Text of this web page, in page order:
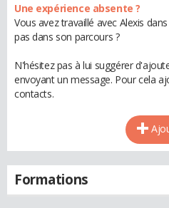
Une expérience absente ?
Vous avez travaillé avec Alexis
pas dans son parcours ?
N'hésitez pas à lui suggérer
envoyant un message. Pour cela
contacts.
Formations